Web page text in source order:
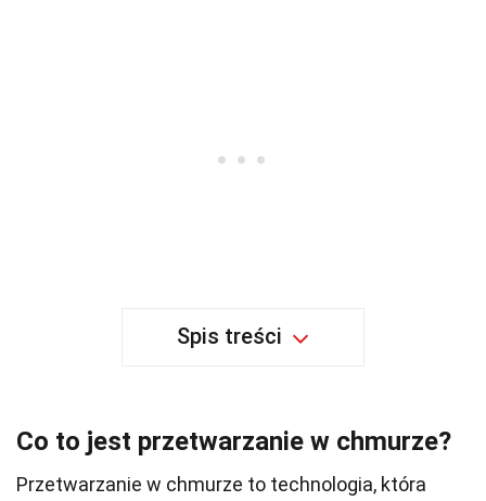
Spis treści
Co to jest przetwarzanie w chmurze?
Przetwarzanie w chmurze to technologia, która